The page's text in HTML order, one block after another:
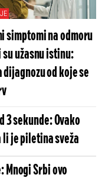
simptomi na odmoru
užasnu istinu:
dijagnozu od koje se
sekunde: Ovako
li je piletina sveža
Mnogi Srbi ovo